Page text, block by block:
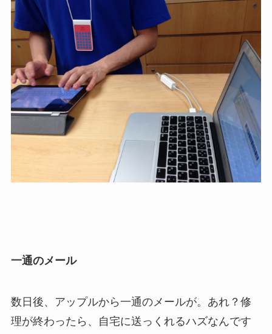
一通のメール
数日後、アップルから一通のメールが。あれ？修
理が終わったら、自宅に送っくれるハズなんです